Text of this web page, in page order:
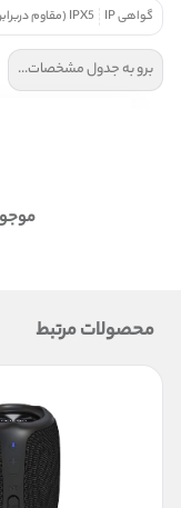
گواهی IP IPX5 (مقاوم دربرابر پاشش مستقیم آب)
برو به جدول مشخصات...
محصولات مرتبط